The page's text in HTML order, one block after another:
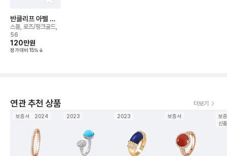
반클리프 아펠 뻬
를리 비즈 링
스몰, 로즈/핑크골드,
56
120만원
정가대비 15%
연관 추천 상품 더보기
보증서 2024 2023 2023 보증서
보
신